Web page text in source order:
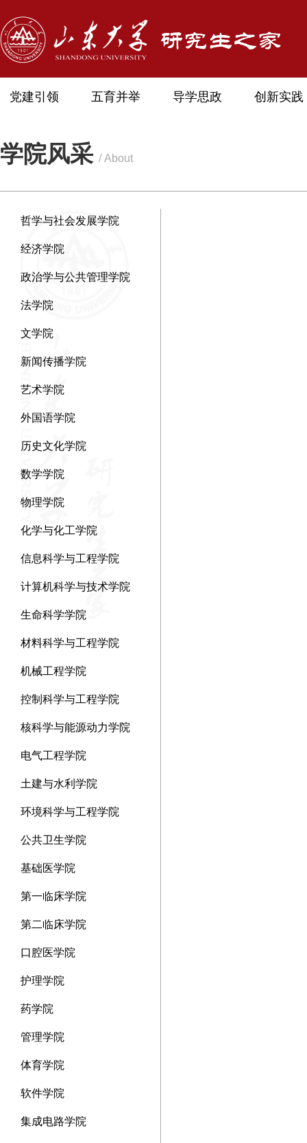
党建引领 五育并举 导学思政 创新实践
学院风采 / About
哲学与社会发展学院
经济学院
政治学与公共管理学院
法学院
文学院
新闻传播学院
艺术学院
外国语学院
历史文化学院
数学学院
物理学院
化学与化工学院
信息科学与工程学院
计算机科学与技术学院
生命科学学院
材料科学与工程学院
机械工程学院
控制科学与工程学院
核科学与能源动力学院
电气工程学院
土建与水利学院
环境科学与工程学院
公共卫生学院
基础医学院
第一临床学院
第二临床学院
口腔医学院
护理学院
药学院
管理学院
体育学院
软件学院
集成电路学院